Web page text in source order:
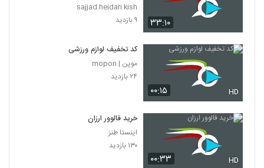
۳۳:۱۰
sajjad.heidari.kish
۹ بازدید
۰۰:۱۵ HD
کد تخفیف لوازم ورزشی
موپن | mopon
۲۴ بازدید
۰۰:۳۳ HD
خرید فالوور ارزان
اینستا طنز
۱۳۰ بازدید